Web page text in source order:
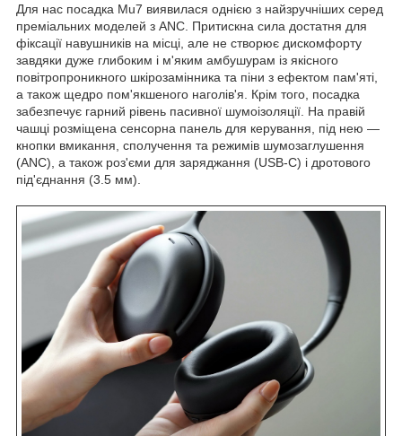
Для нас посадка Mu7 виявилася однією з найзручніших серед
преміальних моделей з ANC. Притискна сила достатня для
фіксації навушників на місці, але не створює дискомфорту
завдяки дуже глибоким і м'яким амбушурам із якісного
повітропроникного шкірозамінника та піни з ефектом пам'яті,
а також щедро пом'якшеного наголів'я. Крім того, посадка
забезпечує гарний рівень пасивної шумоізоляції. На правій
чашці розміщена сенсорна панель для керування, під нею —
кнопки вмикання, сполучення та режимів шумозаглушення
(ANC), а також роз'єми для заряджання (USB-C) і дротового
під'єднання (3.5 мм).